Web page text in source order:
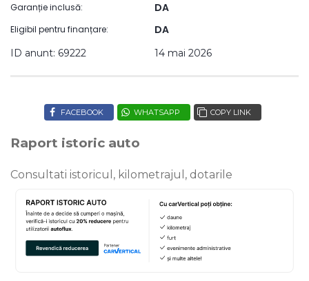
Garanție inclusă: DA
Eligibil pentru finanțare: DA
ID anunt: 69222 14 mai 2026
FACEBOOK WHATSAPP COPY LINK
Raport istoric auto
Consultati istoricul, kilometrajul, dotarile